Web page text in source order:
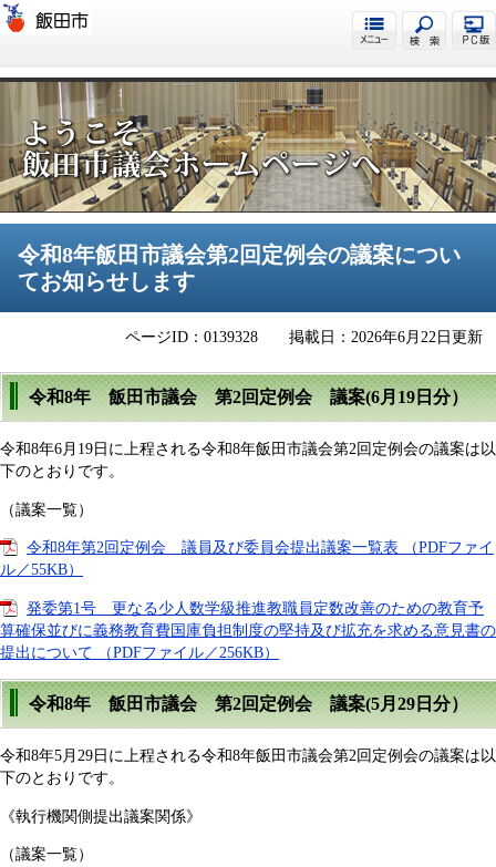
飯田市議会
令和8年飯田市議会第2回定例会の議案につい
てお知らせします
ページID：0139328 掲載日：2026年6月22日更新
令和8年 飯田市議会 第2回定例会 議案(6月19日分）
令和8年6月19日に上程される令和8年飯田市議会第2回定例会の議案は以
下のとおりです。
（議案一覧）
令和8年第2回定例会 議員及び委員会提出議案一覧表 （PDFファイ
ル／55KB）
発委第1号 更なる少人数学級推進教職員定数改善のための教育予
算確保並びに義務教育費国庫負担制度の堅持及び拡充を求める意見書の
提出について （PDFファイル／256KB）
令和8年 飯田市議会 第2回定例会 議案(5月29日分）
令和8年5月29日に上程される令和8年飯田市議会第2回定例会の議案は以
下のとおりです。
《執行機関側提出議案関係》
（議案一覧）